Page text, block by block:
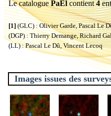
Le cataloguePaElcontient4
[1](GLC) : Olivier Garde, Pascal Le
(DGP) : Thierry Demange, Richard
(LL) : Pascal Le Dû, Vincent Lecoq
Images issues des